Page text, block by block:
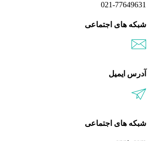
021-77649631
شبکه های اجتماعی
آدرس ایمیل
شبکه های اجتماعی